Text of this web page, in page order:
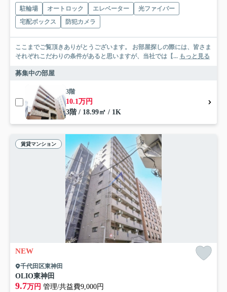
駐輪場 オートロック エレベーター
光ファイバー
宅配ボックス
防犯カメラ
ここまでご覧頂きありがとうございます。 お部屋探しの際には、皆さま
それぞれこだわりの条件があると思いますが、当社では【... もっと見る
募集中の部屋
3階
10.1万円
3階 / 18.99㎡ / 1K
賃貸マンション
NEW
千代田区東神田
OLIO東神田
9.7万円 管理/共益費9,000円